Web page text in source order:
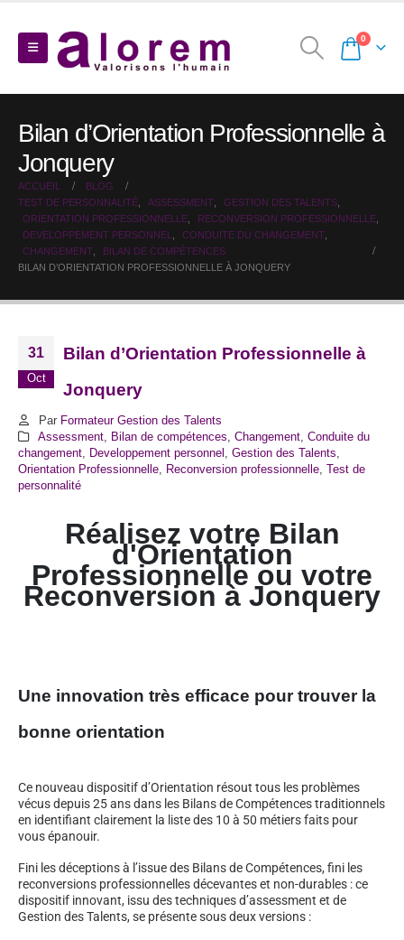
0
Bilan d’Orientation Professionnelle à
Jonquery
ACCUEIL
BLOG
TEST DE PERSONNALITÉ
ASSESSMENT GESTION DES TALENTS
ORIENTATION PROFESSIONNELLE
RECONVERSION PROFESSIONNELLE
DEVELOPPEMENT PERSONNEL
CONDUITE DU CHANGEMENT
CHANGEMENT
BILAN DE COMPÉTENCES
BILAN D’ORIENTATION PROFESSIONNELLE À JONQUERY
31
Oct
Bilan d’Orientation Professionnelle à
Jonquery
Par Formateur Gestion des Talents
Assessment, Bilan de compétences Changement, Conduite du
changement
Developpement personnel Gestion des Talents
Orientation Professionnelle
Reconversion professionnelle Test de
personnalité
Réalisez votre Bilan
d'Orientation
Professionnelle ou votre
Reconversion à Jonquery
Une innovation très efficace pour trouver la
bonne orientation
Ce nouveau dispositif d’Orientation résout tous les problèmes
vécus depuis 25 ans dans les Bilans de Compétences traditionnels
en identifiant clairement la liste des 10 à 50 métiers faits pour
vous épanouir.
Fini les déceptions à l’issue des Bilans de Compétences, fini les
reconversions professionnelles décevantes et non-durables : ce
dispositif innovant, issu des techniques d’assessment et de
Gestion des Talents, se présente sous deux versions :